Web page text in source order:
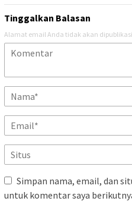
Tinggalkan Balasan
Alamat email Anda tidak akan
Simpan nama, email, dan
untuk komentar saya